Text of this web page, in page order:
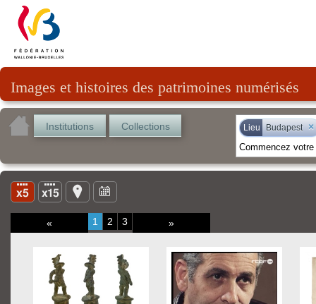
Images et histoires des patrimoines numérisés
Institutions Collections Lieu Budapest ×
« 1 2 3 »